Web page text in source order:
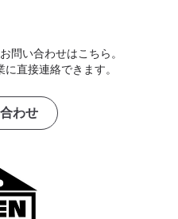
問い合わせはこちら。
直接連絡できます。
わせ